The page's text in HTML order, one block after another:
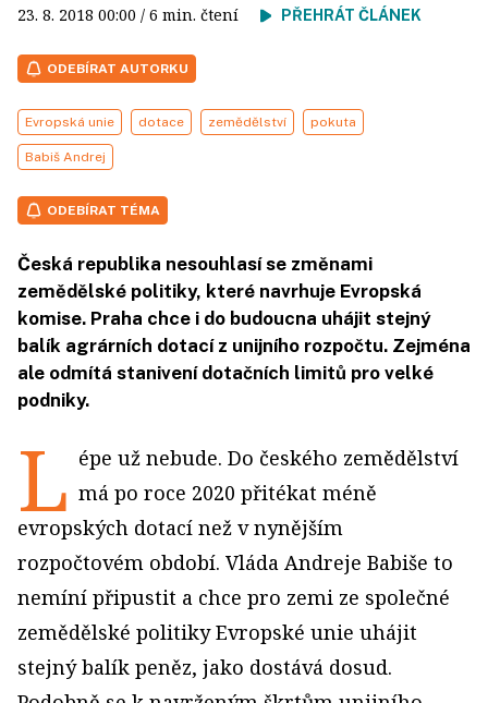
23. 8. 2018 00:00 / 6 min. čtení PŘEHRÁT ČLÁNEK
ODEBÍRAT AUTORKU
Evropská unie dotace zemědělství pokuta
Babiš Andrej
ODEBÍRAT TÉMA
Česká republika nesouhlasí se změnami
zemědělské politiky, které navrhuje Evropská
komise. Praha chce i do budoucna uhájit stejný
balík agrárních dotací z unijního rozpočtu. Zejména
ale odmítá stanivení dotačních limitů pro velké
podniky.
L épe už nebude. Do českého zemědělství
má po roce 2020 přitékat méně
evropských dotací než v nynějším
rozpočtovém období. Vláda Andreje Babiše to
nemíní připustit a chce pro zemi ze společné
zemědělské politiky Evropské unie uhájit
stejný balík peněz, jako dostává dosud.